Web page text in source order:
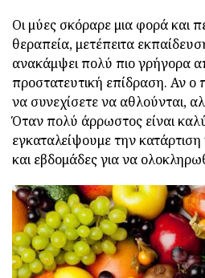
Οι μύες σκόραρε μια φορά και
θεραπεία, μετέπειτα
ανακάμψει πολύ πιο γρήγορα
προστατευτική επίδραση. Αν ο
να συνεχίσετε να αθλούνται,
Όταν πολύ άρρωστος είναι
εγκαταλείψουμε την
και εβδομάδες για να